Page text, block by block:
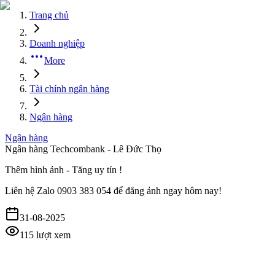
Trang chủ
Doanh nghiệp
More
Tài chính ngân hàng
Ngân hàng
Ngân hàng
Ngân hàng Techcombank - Lê Đức Thọ
Thêm hình ảnh - Tăng uy tín !
Liên hệ Zalo 0903 383 054 để đăng ảnh ngay hôm nay!
31-08-2025
115 lượt xem